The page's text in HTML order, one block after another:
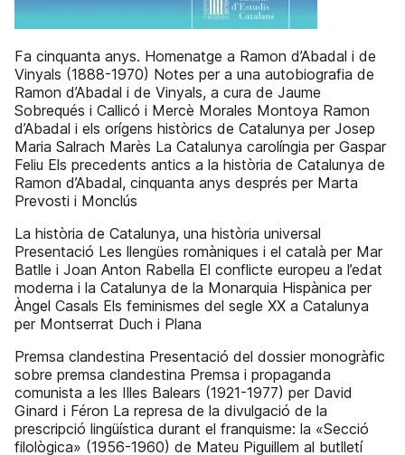
Fa cinquanta anys. Homenatge a Ramon d’Abadal i de
Vinyals (1888-1970) Notes per a una autobiografia de
Ramon d’Abadal i de Vinyals, a cura de Jaume
Sobrequés i Callicó i Mercè Morales Montoya Ramon
d’Abadal i els orígens històrics de Catalunya per Josep
Maria Salrach Marès La Catalunya carolíngia per Gaspar
Feliu Els precedents antics a la història de Catalunya de
Ramon d’Abadal, cinquanta anys després per Marta
Prevosti i Monclús
La història de Catalunya, una història universal
Presentació Les llengües romàniques i el català per Mar
Batlle i Joan Anton Rabella El conflicte europeu a l’edat
moderna i la Catalunya de la Monarquia Hispànica per
Àngel Casals Els feminismes del segle XX a Catalunya
per Montserrat Duch i Plana
Premsa clandestina Presentació del dossier monogràfic
sobre premsa clandestina Premsa i propaganda
comunista a les Illes Balears (1921-1977) per David
Ginard i Féron La represa de la divulgació de la
prescripció lingüística durant el franquisme: la «Secció
filològica» (1956-1960) de Mateu Piguillem al butlletí